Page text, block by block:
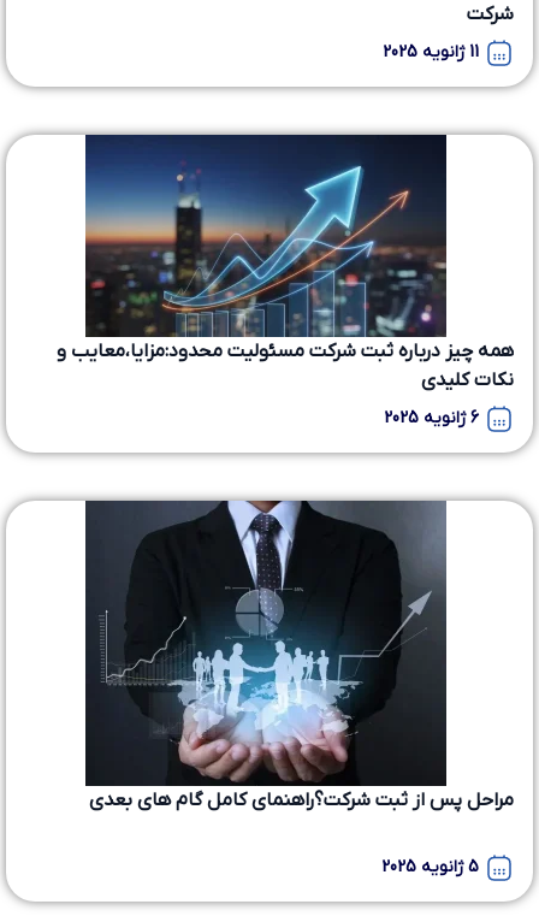
شرکت
11 ژانویه 2025
همه چیز درباره ثبت شرکت مسئولیت محدود:مزایا،معایب و
نکات کلیدی
6 ژانویه 2025
مراحل پس از ثبت شرکت؟راهنمای کامل گام های بعدی
5 ژانویه 2025